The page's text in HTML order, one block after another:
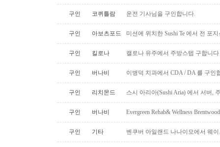
구인 코퀴틀람 운전 기사님을 구인합니다.
구인 아보츠포드 미션에 위치한 Sushi Te 에서 전 포
구인 킬로나 캘로나 유주에서 주방스텝 구합니다
구인 버나비 이병덕 치과에서 CDA / DA 를 구인
구인 리치몬드 스시 아리아(Sushi Aria) 에서 서버,
구인 버나비 Evergreen Rehab& Wellness
구인 기타 벤쿠버 아일랜드 나나이모에서 웨